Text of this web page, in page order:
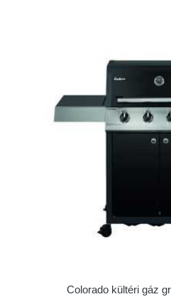
Colorado kültéri gáz